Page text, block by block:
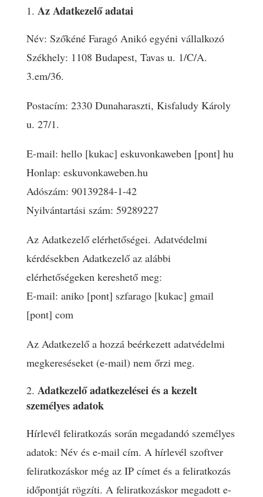
Az Adatkezelő adatai
Név: Szőkéné Faragó Anikó egyéni vállalkozó
Székhely: 1108 Budapest, Tavas u. 1/C/A.
3.em/36.
Postacím: 2330 Dunaharaszti, Kisfaludy Károly
u. 27/1.
E-mail: hello [kukac] eskuvonkaweben [pont] hu
Honlap: eskuvonkaweben.hu
Adószám: 90139284-1-42
Nyilvántartási szám: 59289227
Az Adatkezelő elérhetőségei. Adatvédelmi
kérdésekben Adatkezelő az alábbi
elérhetőségeken kereshető meg:
E-mail: aniko [pont] szfarago [kukac] gmail
[pont] com
Az Adatkezelő a hozzá beérkezett adatvédelmi
megkereséseket (e-mail) nem őrzi meg.
Adatkezelő adatkezelései és a kezelt
személyes adatok
Hírlevél feliratkozás során megadandó személyes
adatok: Név és e-mail cím. A hírlevél szoftver
feliratkozáskor még az IP címet és a feliratkozás
időpontját rögzíti. A feliratkozáskor megadott e-